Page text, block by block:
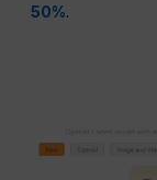
50%.